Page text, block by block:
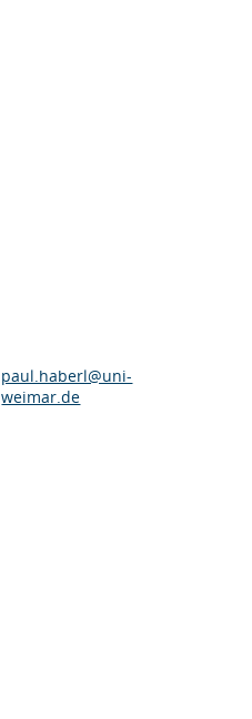
paul.haberl@uni-
weimar.de